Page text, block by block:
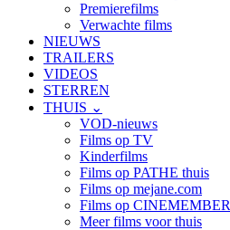
Premierefilms
Verwachte films
NIEUWS
TRAILERS
VIDEOS
STERREN
THUIS ⌄
VOD-nieuws
Films op TV
Kinderfilms
Films op PATHE thuis
Films op mejane.com
Films op CINEMEMBER
Meer films voor thuis